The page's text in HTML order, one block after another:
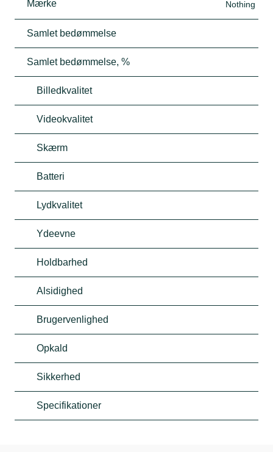
Mærke Nothing
Samlet bedømmelse
Samlet bedømmelse, %
Billedkvalitet
Videokvalitet
Skærm
Batteri
Lydkvalitet
Ydeevne
Holdbarhed
Alsidighed
Brugervenlighed
Opkald
Sikkerhed
Specifikationer